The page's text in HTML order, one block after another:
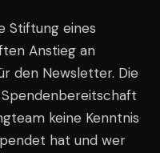
Stiftung eines
Anstieg an
den Newsletter. Die
keine Kenntnis
hat und wer